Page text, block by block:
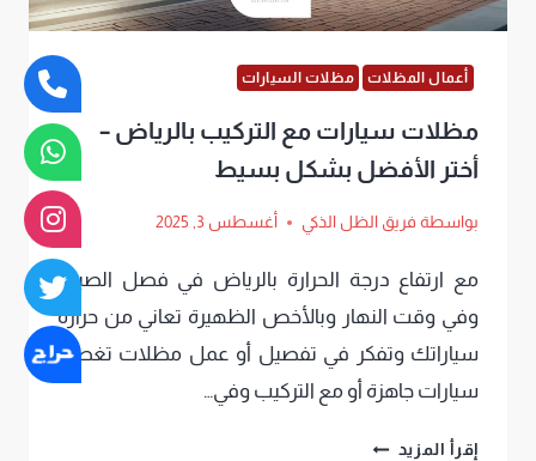
قماش
أعمال المظلات مظلات السيارات
مظلات سيارات مع التركيب بالرياض –
أختر الأفضل بشكل بسيط
بواسطة فريق الظل الذكي أغسطس 3, 2025
مع ارتفاع درجة الحرارة بالرياض في فصل الصيف
وفي وقت النهار وبالأخص الظهيرة تعاني من حرارة
سياراتك وتفكر في تفصيل أو عمل مظلات تغطية
سيارات جاهزة أو مع التركيب وفي…
إقرأ المزيد مظلات